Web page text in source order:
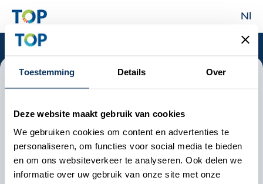
Toestemming Details Over
Deze website maakt gebruik van cookies
We gebruiken cookies om content en advertenties te
personaliseren, om functies voor social media te bieden
en om ons websiteverkeer te analyseren. Ook delen we
informatie over uw gebruik van onze site met onze
Nl
Find the Best Service
for your problems
Answer two questions and find out which
services we can offer to solve your problem.